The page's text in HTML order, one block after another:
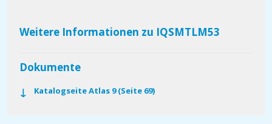
Weitere Informationen zu IQSMTLM53
Dokumente
Katalogseite Atlas 9 (Seite 69)